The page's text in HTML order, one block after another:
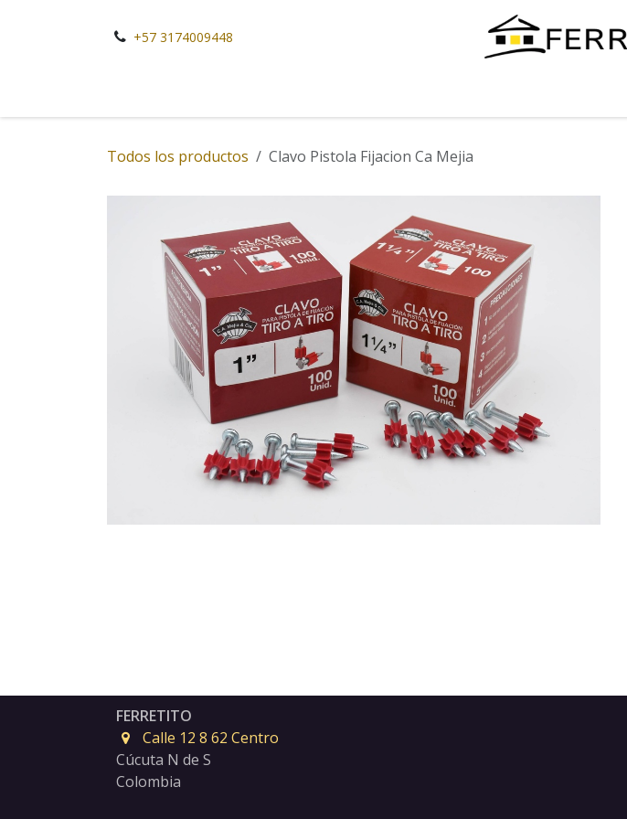
+57 3174009448
Todos los productos Clavo Pistola Fijacion Ca Mejia
FERRETITO
Calle 12 8 62 Centro
Cúcuta N de S
Colombia